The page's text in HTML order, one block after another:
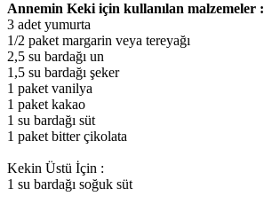
Annemin Keki için kullanılan malzemeler :
3 adet yumurta
1/2 paket margarin veya tereyağı
2,5 su bardağı un
1,5 su bardağı şeker
1 paket vanilya
1 paket kakao
1 su bardağı süt
1 paket bitter çikolata
Kekin Üstü İçin :
1 su bardağı soğuk süt